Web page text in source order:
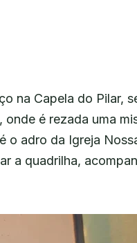
na Capela do Pilar,
é rezada uma
o adro da Igreja
a quadrilha,